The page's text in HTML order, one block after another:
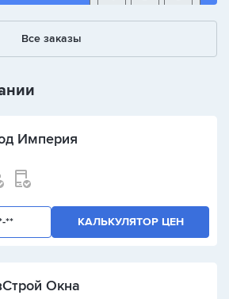
+ - /
Все заказы
Империя
** КАЛЬКУЛЯТОР ЦЕН
Окна